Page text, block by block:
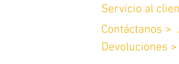
Servicio al
Contáctanos >
Devoluciones